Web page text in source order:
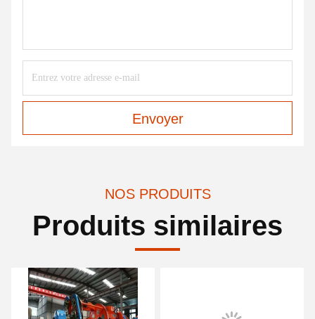
Envoyer
NOS PRODUITS
Produits similaires